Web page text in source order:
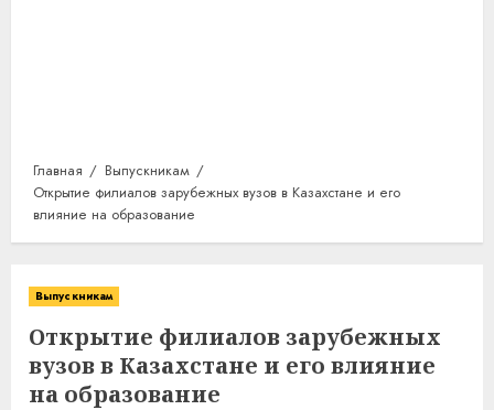
Главная
Выпускникам
Открытие филиалов зарубежных вузов в Казахстане и его
влияние на образование
Выпускникам
Открытие филиалов зарубежных
вузов в Казахстане и его влияние
на образование